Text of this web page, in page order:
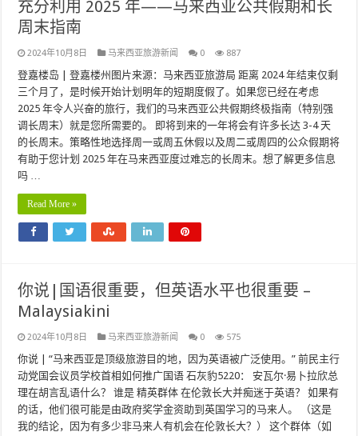
充分利用 2025 年——马来西亚公共假期和长
周末指南
2024年10月8日 马来西亚旅游新闻 0 887
登嘉楼岛 | 登嘉楼州图片来源：马来西亚旅游局 距离 2024 年结束仅剩
三个月了，是时候开始计划明年的短期度假了。如果您已经在考虑
2025 年令人兴奋的旅行，我们的马来西亚公共假期终极指南（特别强
调长周末）就是您所需要的。 即将到来的一年将会有许多长达 3-4 天
的长周末。策略性地选择周一或周五休假以及周二或周四的公众假期将
有助于您计划 2025 年在马来西亚度过难忘的长周末。想了解更多信息
吗 …
Read More »
你说|国语很重要，但英语水平也很重要 –
Malaysiakini
2024年10月8日 马来西亚旅游新闻 0 575
你说 | “马来西亚是顶级旅游目的地，因为英语被广泛使用。” 前民主行
动党国会议员学校首相如何推广国语 石灰豹5220： 安瓦尔·易卜拉欣总
理在胡言乱语什么？ 谁是 精英群体 在伦敦长大并痴迷于英语？ 如果有
的话，他们很可能是由政府奖学金资助到英国学习的马来人。 （这是
我的结论，因为有多少非马来人有机会在伦敦长大？） 这个群体（如